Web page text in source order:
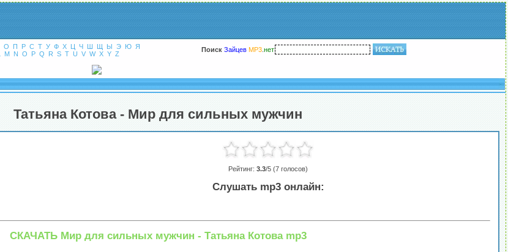
О П Р С Т У Ф Х Ц Ч Ш Щ Ы Э Ю
Я
M N O P Q R S T U V W X Y Z
Поиск Зайцев MP3 нет
Татьяна Котова - Мир для сильных мужчин
Рейтинг: 3.3/5 (7 голосов)
Слушать mp3 онлайн:
СКАЧАТЬ Мир для сильных мужчин - Татьяна Котова mp3